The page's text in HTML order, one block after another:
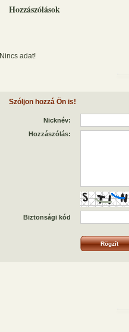
Hozzászólások
Nincs adat!
Szóljon hozzá Ön is!
Nicknév:
Hozzászólás:
Biztonsági kód